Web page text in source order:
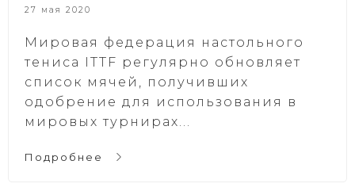
27 мая 2020
Мировая федерация настольного
тениса ITTF регулярно обновляет
список мячей, получивших
одобрение для использования в
мировых турнирах...
Подробнее